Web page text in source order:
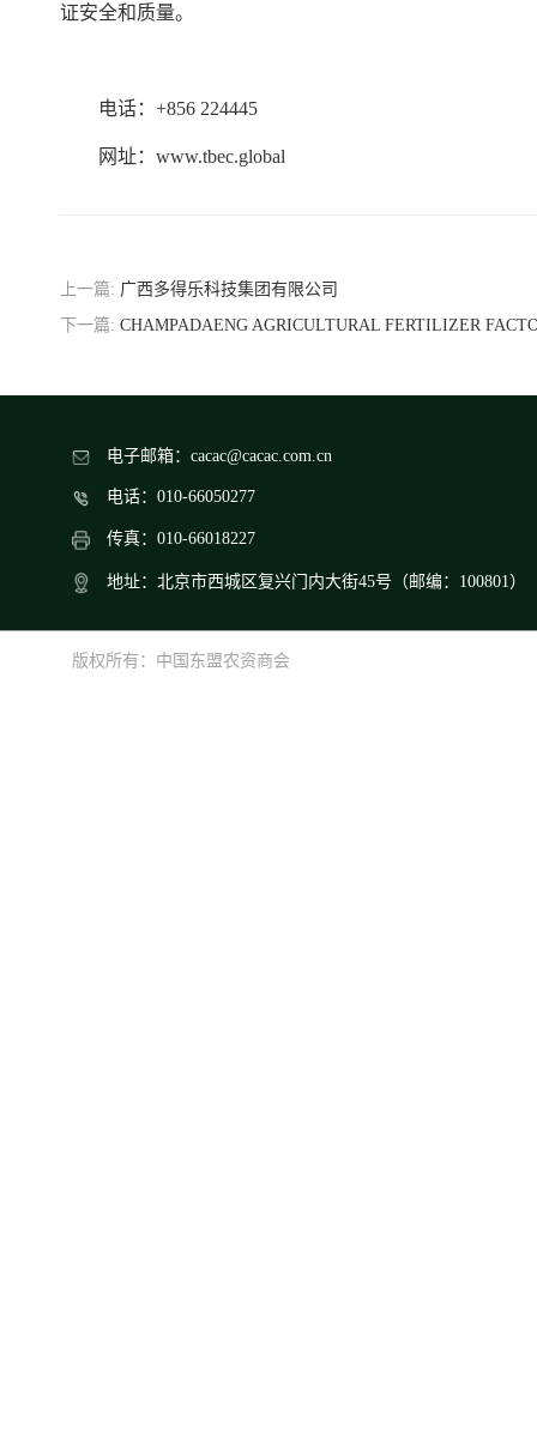
证安全和质量。
电话：+856 224445
网址：www.tbec.global
上一篇: 广西多得乐科技集团有限公司
下一篇: CHAMPADAENG AGRICULTURAL FERTILIZER
电子邮箱：cacac@cacac.com.cn
电话：010-66050277
传真：010-66018227
地址：北京市西城区复兴门内大街45号（邮编：100801）
版权所有：中国东盟农资商会